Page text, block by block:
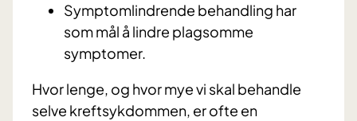
Symptomlindrende behandling har
som mål å lindre plagsomme
symptomer.
Hvor lenge, og hvor mye vi skal behandle
selve kreftsykdommen, er ofte en